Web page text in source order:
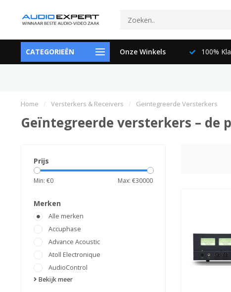
CATEGORIEËN Onze Winkels
073-6897729 100%
Home / Versterkers & Receivers / Geintegreerde Versterkers
Geïntegreerde versterkers – de
Prijs
Min: €0 Max: €30000
Merken
Alle merken
Accuphase
Advance Acoustic
Atoll Electronique
AudioControl
Bekijk meer